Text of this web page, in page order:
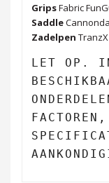
GripsFabric
Saddle
Zadelpen
LET OP.